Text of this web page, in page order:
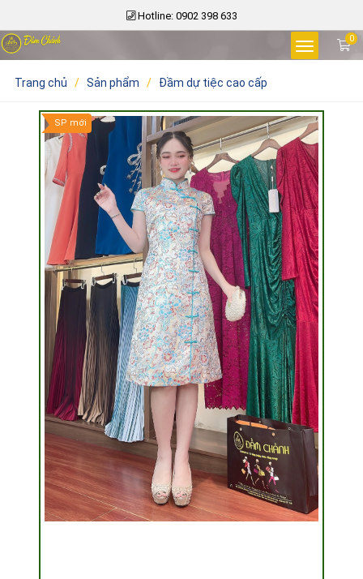
Hotline: 0902 398 633
0
Trang chủ / Sản phẩm / Đầm dự tiệc cao cấp
SP mới